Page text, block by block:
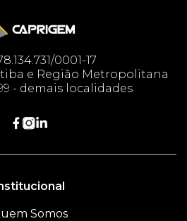
0001-17
e Região Metropolitana
- demais localidades
Somos